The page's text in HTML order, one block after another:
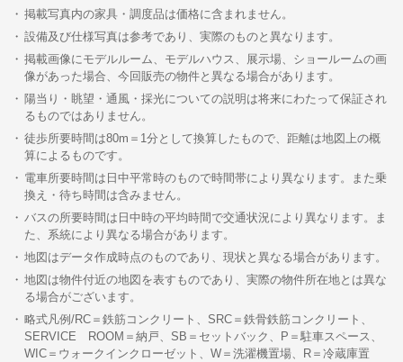
掲載写真内の家具・調度品は価格に含まれません。
設備及び仕様写真は参考であり、実際のものと異なります。
掲載画像にモデルルーム、モデルハウス、展示場、ショールームの画
像があった場合、今回販売の物件と異なる場合があります。
陽当り・眺望・通風・採光についての説明は将来にわたって保証され
るものではありません。
徒歩所要時間は80m＝1分として換算したもので、距離は地図上の概
算によるものです。
電車所要時間は日中平常時のもので時間帯により異なります。また乗
換え・待ち時間は含みません。
バスの所要時間は日中時の平均時間で交通状況により異なります。ま
た、系統により異なる場合があります。
地図はデータ作成時点のものであり、現状と異なる場合があります。
地図は物件付近の地図を表すものであり、実際の物件所在地とは異な
る場合がございます。
略式凡例/RC＝鉄筋コンクリート、SRC＝鉄骨鉄筋コンクリート、
SERVICE ROOM＝納戸、SB＝セットバック、P＝駐車スペース、
WIC＝ウォークインクローゼット、W＝洗濯機置場、R＝冷蔵庫置